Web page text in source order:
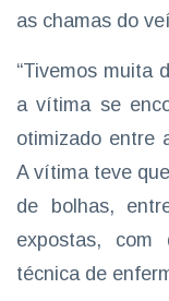
as chamas do
“Tivemos muita
a vítima se
otimizado entre
A vítima teve
de bolhas,
expostas, com
técnica de